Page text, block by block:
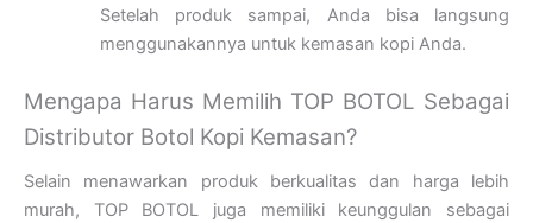
Setelah produk sampai, Anda bisa langsung
menggunakannya untuk kemasan kopi Anda.
Mengapa Harus Memilih TOP BOTOL Sebagai
Distributor Botol Kopi Kemasan?
Selain menawarkan produk berkualitas dan harga lebih
murah, TOP BOTOL juga memiliki keunggulan sebagai